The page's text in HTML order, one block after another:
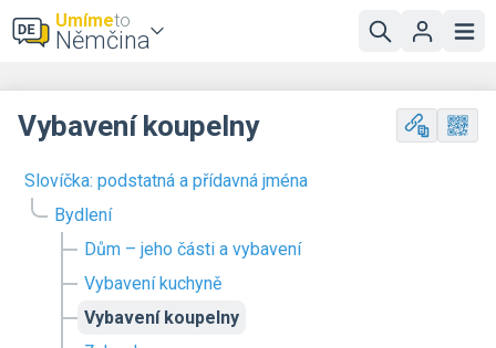
Umímeto
Němčina
Slovíčka: podstatná a přídavná jména
Bydlení
Dům – jeho části a vybavení
Vybavení kuchyně
Vybavení koupelny
Vybavení koupelny